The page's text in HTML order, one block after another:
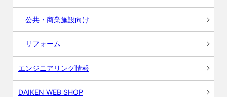
公共・商業施設向け
リフォーム
エンジニアリング情報
DAIKEN WEB SHOP